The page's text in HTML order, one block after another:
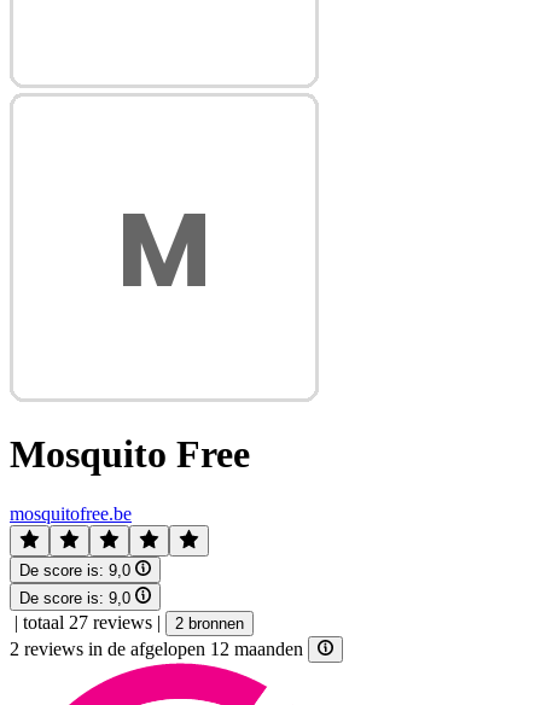
Mosquito Free
mosquitofree.be
De score is: 9,0
De score is: 9,0
| totaal 27 reviews | 2 bronnen
2 reviews in de afgelopen 12 maanden